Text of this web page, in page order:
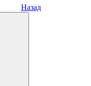
Назад